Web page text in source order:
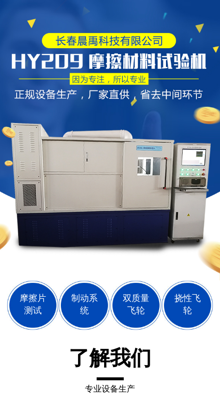
摩擦片
测试
制动系
统
双质量
飞轮
挠性飞
轮
了解我们
专业设备生产